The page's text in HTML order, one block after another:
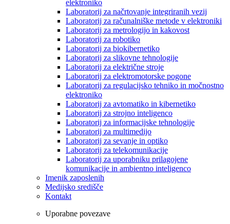
elektroniko
Laboratorij za načrtovanje integriranih vezij
Laboratorij za računalniške metode v elektroniki
Laboratorij za metrologijo in kakovost
Laboratorij za robotiko
Laboratorij za biokibernetiko
Laboratorij za slikovne tehnologije
Laboratorij za električne stroje
Laboratorij za elektromotorske pogone
Laboratorij za regulacijsko tehniko in močnostno
elektroniko
Laboratorij za avtomatiko in kibernetiko
Laboratorij za strojno inteligenco
Laboratorij za informacijske tehnologije
Laboratorij za multimedijo
Laboratorij za sevanje in optiko
Laboratorij za telekomunikacije
Laboratorij za uporabniku prilagojene
komunikacije in ambientno inteligenco
Imenik zaposlenih
Medijsko središče
Kontakt
Uporabne povezave